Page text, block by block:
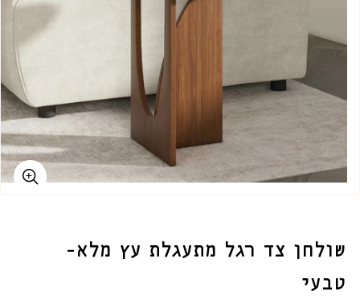
שולחן צד רגל מתעגלת עץ מלא-
טבעי